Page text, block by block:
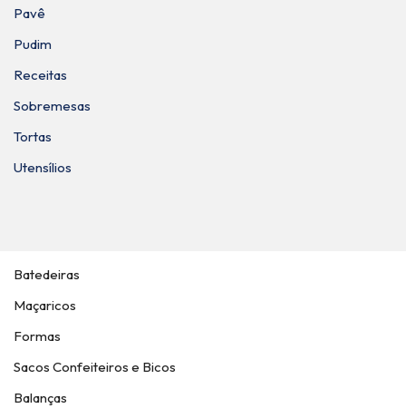
Pavê
Pudim
Receitas
Sobremesas
Tortas
Utensílios
Batedeiras
Maçaricos
Formas
Sacos Confeiteiros e Bicos
Balanças